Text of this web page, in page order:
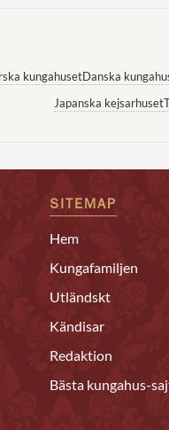
kungahusetDanska
Japanska kejsarhuset
SITEMAP
Hem
Kungafamiljen
Utländskt
Kändisar
Redaktion
Bästa kungahus-